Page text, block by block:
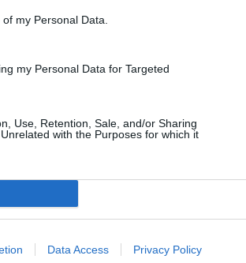
my Personal Data.
my Personal Data for Targeted
Use, Retention, Sale, and/or Sharing
with the Purposes for which it
Data Access Privacy Policy
pārvadājumus no "Latvijas
"Latvijas dzelzceļa"
par valsts uzņēmumu.
festivāla "TrādiRīga"
un mūzikas
bērniem un